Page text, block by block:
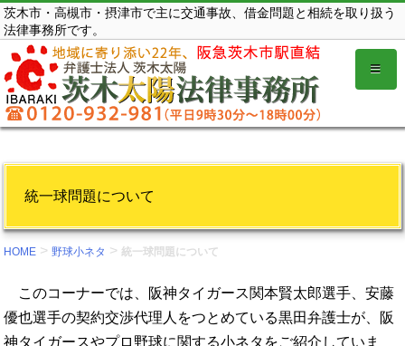
コ
ン
テ
ン
ツ
を
る。
茨木市・高槻市・摂津市で主に交通事故、借金問題と相続を取り扱う
法律事務所です。
統一球問題について
HOME >野球小ネタ > 統一球問題について
このコーナーでは、阪神タイガース関本賢太郎選手、安藤
優也選手の契約交渉代理人をつとめている黒田弁護士が、阪
神タイガースやプロ野球に関する小ネタをご紹介していま